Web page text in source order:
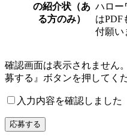
の紹介状（あ
る方のみ）
ハロー
はPDF
付願い
確認画面は表示されません
募する』ボタンを押してく
入力内容を確認しました